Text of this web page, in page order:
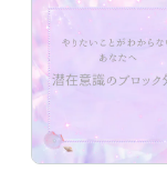
世界遺産検定1級 取
世界遺産検定2級
3級FP技能士 取得
プログラミング言語
CSS:3年
ビジネス・クリ